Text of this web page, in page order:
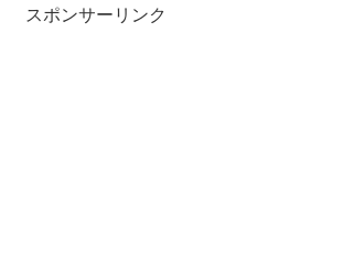
スポンサーリンク